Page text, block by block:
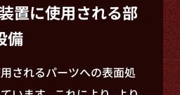
置に使用される部
備
されるパーツへの表面処